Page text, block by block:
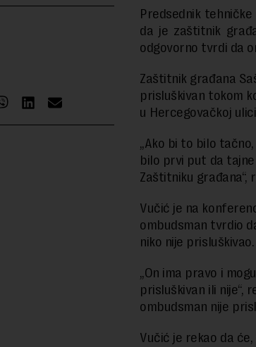
Predsednik
da je zaštitnik
odgovorno tvrdi da
Zaštitnik građana
prisluškivan tokom
u Hercegovačkoj
„Ako bi to bilo
bilo prvi put da
Zaštitniku građana“,
Vučić je na
ombudsman tvrdio
niko nije prisluškivao.
„On ima pravo i
prisluškivan ili nije“,
ombudsman nije
Vučić je rekao da